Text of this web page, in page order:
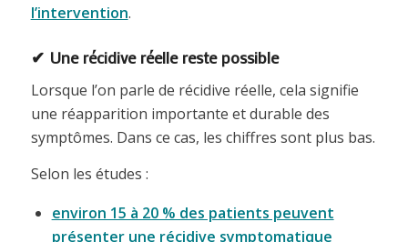
l’intervention.
✔ Une récidive réelle reste possible
Lorsque l’on parle de récidive réelle, cela signifie
une réapparition importante et durable des
symptômes. Dans ce cas, les chiffres sont plus bas.
Selon les études :
environ 15 à 20 % des patients peuvent
présenter une récidive symptomatique